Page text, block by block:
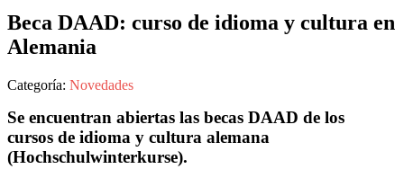
Beca DAAD: curso de idioma y cultura en
Alemania
Categoría: Novedades
Se encuentran abiertas las becas DAAD de los
cursos de idioma y cultura alemana
(Hochschulwinterkurse).